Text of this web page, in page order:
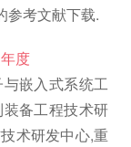
参考文献下载.
度
嵌入式系统工
备工程技术研
术研发中心,重